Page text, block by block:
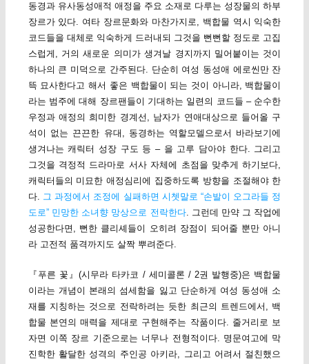
동경과 유사동성애적 애정을 주요 소재로 다루는 성장물의 하부
장르가 있다. 여타 장르문화와 마찬가지로, 백합물 역시 익숙한
코드들을 대체로 익숙하게 드러내되 그것을 뻔뻔할 정도로 고집
스럽게, 거의 새로운 의미가 생겨날 경지까지 밀어붙이는 것이
하나의 큰 미덕으로 간주된다. 단순히 여성 동성애 에로씬만 잔
뜩 묘사한다고 해서 좋은 백합물이 되는 것이 아니라, 백합물이
라는 범주에 대해 장르팬들이 기대하는 일련의 코드들 – 순수한
우정과 애정의 희미한 경계선, 남자가 연애대상으로 들어올 구
석이 없는 끈끈한 유대, 동경하는 역할모델으로서 바라보기에
생겨나는 캐릭터 성장 구도 등 – 을 고루 담아야 한다. 그리고
그것을 격정적 드라마로 서사 자체에 초점을 맞추게 하기보다,
캐릭터들의 미묘한 애정심리에 집중하도록 방향을 조절해야 한
다. 그 과정에서 조정에 실패하면 시쳇말로 “손발이 오그라들 정
도로” 민망한 소녀향 망상으로 전락한다. 그런데 만약 그 작업에
성공한다면, 뻔한 클리셰들이 오히려 장점이 되어줄 뿐만 아니
라 고전적 품격까지도 살짝 뿌려준다.
『푸른 꽃』(시무라 타카코 / 세미콜론 / 2권 발행중)은 백합물
이라는 개념이 본래의 섬세함을 잃고 단순하게 여성 동성애 소
재를 지칭하는 것으로 전락하려는 듯한 최근의 트렌드에서, 백
합물 본연의 매력을 제대로 구현해주는 작품이다. 줄거리로 보
자면 이쪽 장르 기준으로는 너무나 전형적이다. 명문여고에 막
진학한 활달한 성격의 주인공 아키라, 그리고 어려서 절친했으